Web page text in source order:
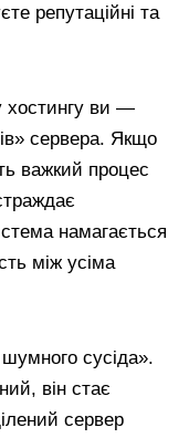
репутаційні та
ви —
сервера. Якщо
важкий процес
намагається
між усіма
сусіда».
він стає
сервер